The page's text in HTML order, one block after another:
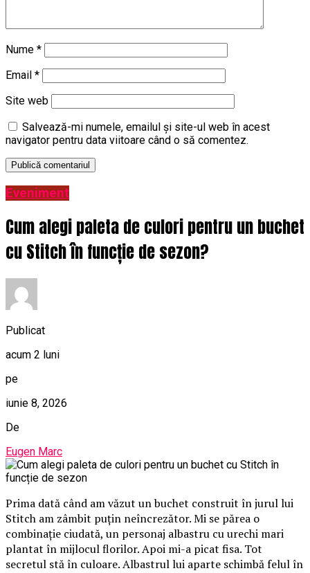
Nume *
Email *
Site web
Salvează-mi numele, emailul și site-ul web în acest
navigator pentru data viitoare când o să comentez.
Eveniment
Cum alegi paleta de culori pentru un buchet
cu Stitch în funcție de sezon?
Publicat
acum 2 luni
pe
iunie 8, 2026
De
Eugen Marc
Prima dată când am văzut un buchet construit în jurul lui
Stitch am zâmbit puțin neîncrezător. Mi se părea o
combinație ciudată, un personaj albastru cu urechi mari
plantat în mijlocul florilor. Apoi mi-a picat fisa. Tot
secretul stă în culoare. Albastrul lui aparte schimbă felul în